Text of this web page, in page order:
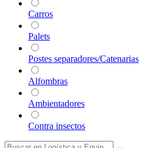
Carros
Palets
Postes separadores/Catenarias
Alfombras
Ambientadores
Contra insectos